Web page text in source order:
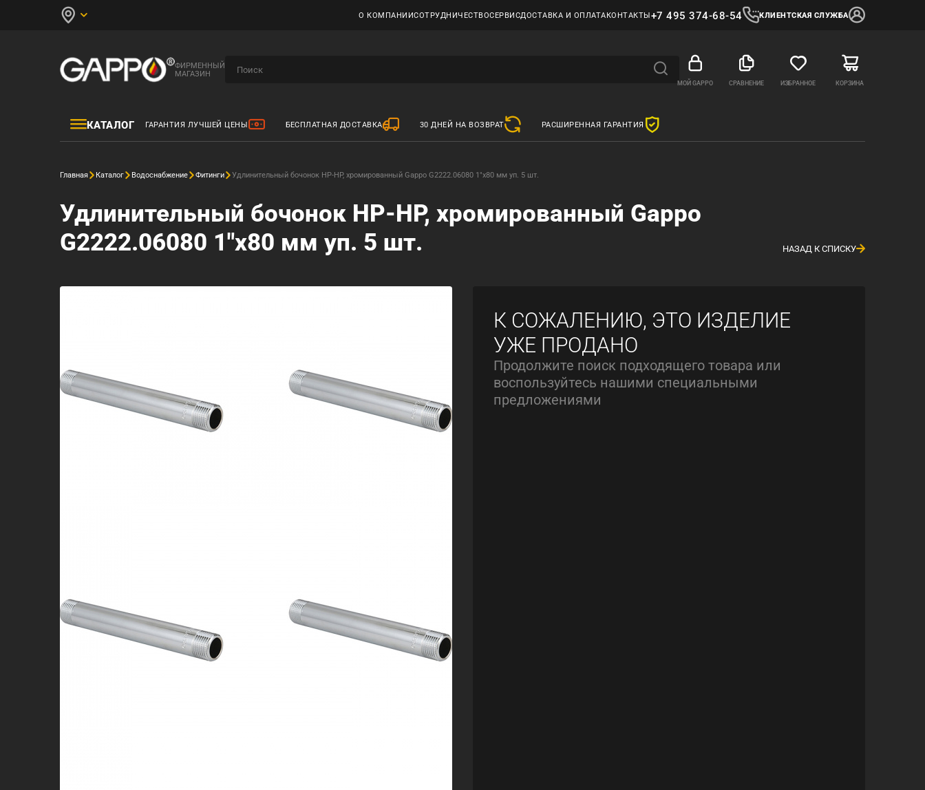
О КОМПАНИИСОТРУДНИЧЕСТВОСЕРВИСДОСТАВКА И ОПЛАТАКОНТАКТЫ+7 495 374-68-54 КЛИЕНТСКАЯ СЛУЖБА
ФИРМЕННЫЙ
МАГАЗИН
МОЙ GAPPO СРАВНЕНИЕ ИЗБРАННОЕ КОРЗИНА
КАТАЛОГ ГАРАНТИЯ ЛУЧШЕЙ ЦЕНЫ БЕСПЛАТНАЯ ДОСТАВКА 30 ДНЕЙ НА ВОЗВРАТ РАСШИРЕННАЯ ГАРАНТИЯ
Главная Каталог Водоснабжение Фитинги Удлинительный бочонок НР-НР, хромированный Gappo G2222.06080 1"х80 мм уп. 5 шт.
Удлинительный бочонок НР-НР, хромированный Gappo
G2222.06080 1"х80 мм уп. 5 шт.
НАЗАД К СПИСКУ
К СОЖАЛЕНИЮ, ЭТО ИЗДЕЛИЕ
УЖЕ ПРОДАНО
Продолжите поиск подходящего товара или
воспользуйтесь нашими специальными
предложениями